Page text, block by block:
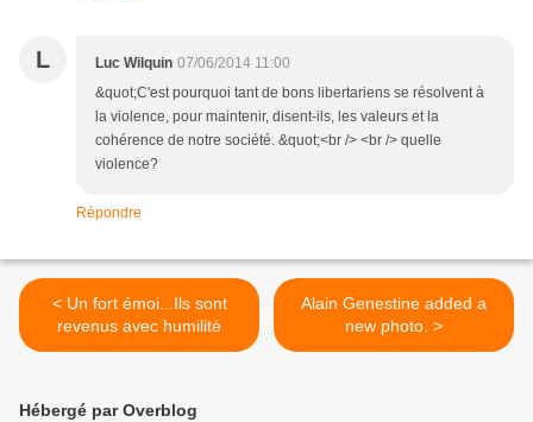
L Luc Wilquin 07/06/2014 11:00
&quot;C'est pourquoi tant de bons libertariens se résolvent à
la violence, pour maintenir, disent-ils, les valeurs et la
cohérence de notre société. &quot;<br /> <br /> quelle
violence?
Répondre
< Un fort émoi...Ils sont
revenus avec humilité
Alain Genestine added a
new photo. >
Hébergé par Overblog